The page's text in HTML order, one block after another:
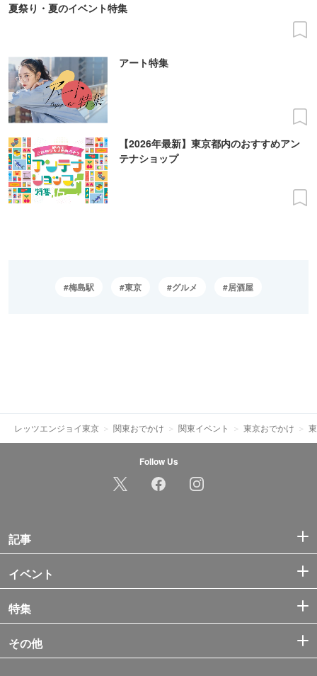
夏祭り・夏のイベント特集
アート特集
【2026年最新】東京都内のおすすめアン
テナショップ
梅島駅 東京 グルメ 居酒屋
レッツエンジョイ東京 関東おでかけ 関東イベント 東京おでかけ
Follow Us
記事
イベント
特集
その他